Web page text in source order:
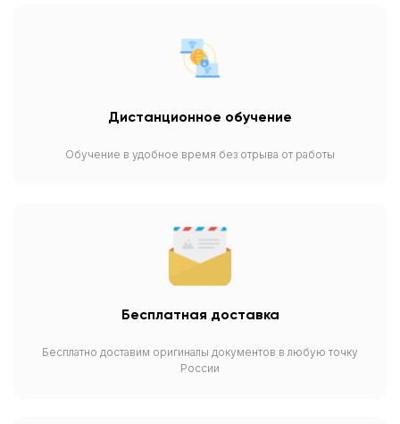
Дистанционное обучение
Обучение в удобное время без отрыва от работы
Бесплатная доставка
Бесплатно доставим оригиналы документов в любую точку
России